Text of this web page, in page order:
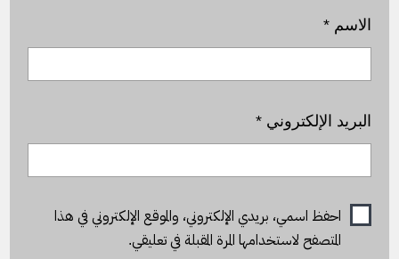
الاسم*
البريد الإلكتروني*
احفظ اسمي، بريدي الإلكتروني، والموقع الإلكتروني في هذا
المتصفح لاستخدامها المرة المقبلة في تعليقي.